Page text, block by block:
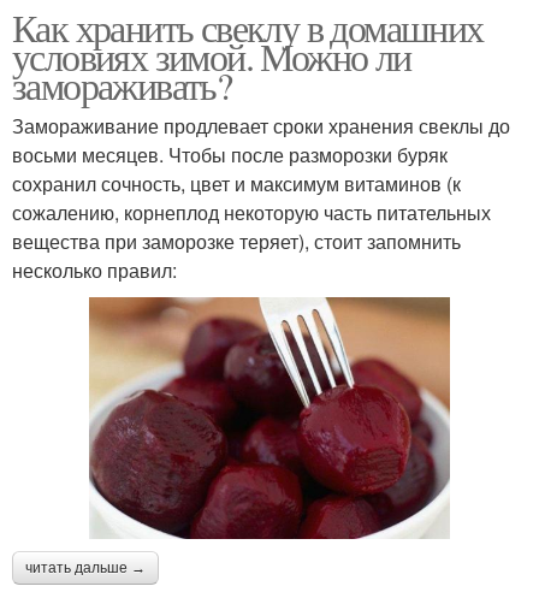
Как хранить свеклу в домашних
условиях зимой. Можно ли
замораживать?
Замораживание продлевает сроки хранения свеклы до
восьми месяцев. Чтобы после разморозки буряк
сохранил сочность, цвет и максимум витаминов (к
сожалению, корнеплод некоторую часть питательных
вещества при заморозке теряет), стоит запомнить
несколько правил:
читать дальше →